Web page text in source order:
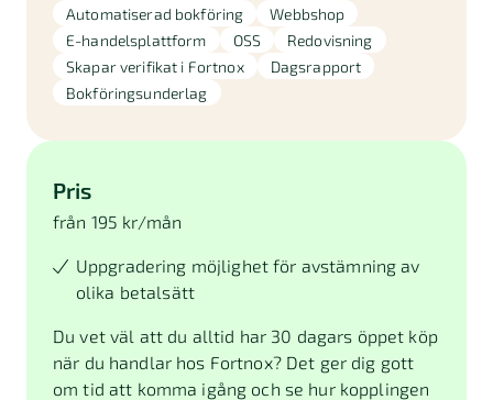
Automatiserad bokföring
Webbshop
E-handelsplattform
OSS
Redovisning
Skapar verifikat i Fortnox
Dagsrapport
Bokföringsunderlag
Pris
från 195 kr/mån
Uppgradering möjlighet för avstämning av
olika betalsätt
Du vet väl att du alltid har 30 dagars öppet köp
när du handlar hos Fortnox? Det ger dig gott
om tid att komma igång och se hur kopplingen